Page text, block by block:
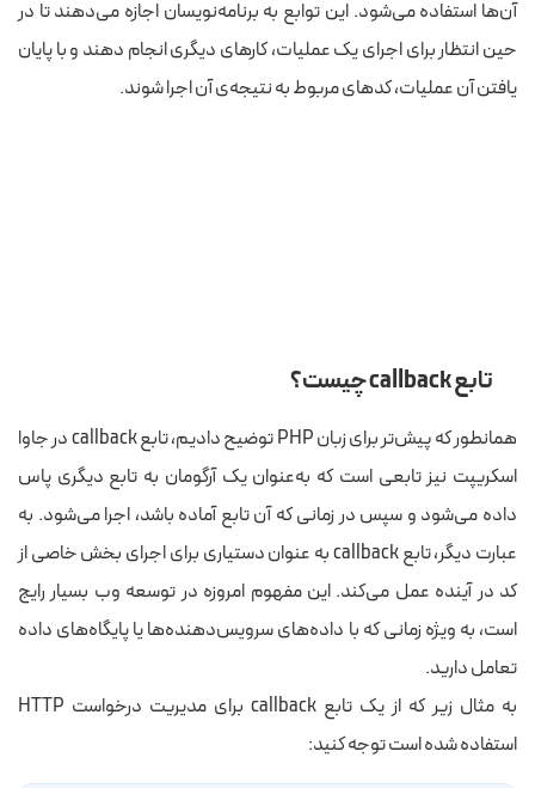
آن‌ها استفاده می‌شود. این توابع به برنامه‌نویسان اجازه می‌دهند تا در
حین انتظار برای اجرای یک عملیات، کارهای دیگری انجام دهند و با پایان
یافتن آن عملیات، کدهای مربوط به نتیجه‌ی آن اجرا شوند.
تابع callback چیست؟
همانطور که پیش‌تر برای زبان PHP توضیح دادیم، تابع callback در جاوا
اسکریپت نیز تابعی است که به‌عنوان یک آرگومان به تابع دیگری پاس
داده می‌شود و سپس در زمانی که آن تابع آماده باشد، اجرا می‌شود. به
عبارت دیگر، تابع callback به عنوان دستیاری برای اجرای بخش خاصی از
کد در آینده عمل می‌کند. این مفهوم امروزه در توسعه وب بسیار رایج
است، به ویژه زمانی که با داده‌های سرویس‌دهنده‌ها یا پایگاه‌‌های داده‌
تعامل دارید.
به مثال زیر که از یک تابع callback برای مدیریت درخواست HTTP
استفاده شده است توجه کنید: